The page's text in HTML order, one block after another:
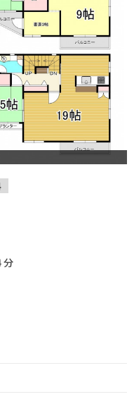
分